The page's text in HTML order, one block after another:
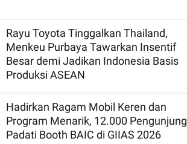
Rayu Toyota Tinggalkan Thailand,
Menkeu Purbaya Tawarkan Insentif
Besar demi Jadikan Indonesia Basis
Produksi ASEAN
Hadirkan Ragam Mobil Keren dan
Program Menarik, 12.000 Pengunjung
Padati Booth BAIC di GIIAS 2026